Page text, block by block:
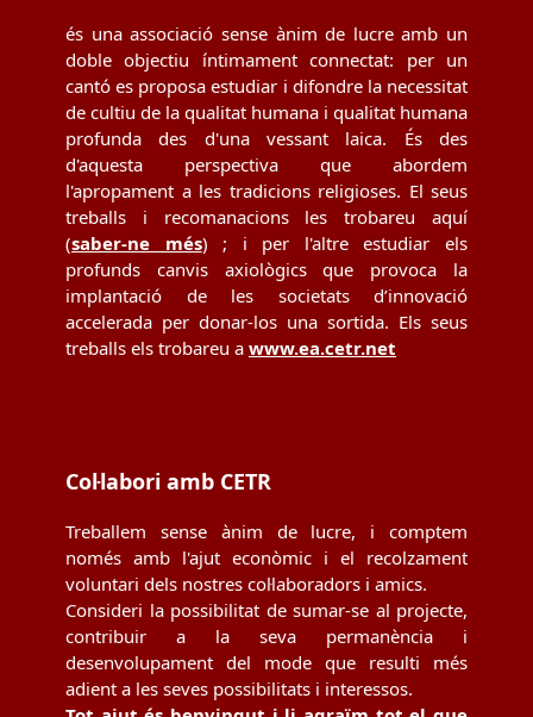
és una associació sense ànim de lucre amb un
doble objectiu íntimament connectat: per un
cantó es proposa estudiar i difondre la necessitat
de cultiu de la qualitat humana i qualitat humana
profunda des d'una vessant laica. És des
d'aquesta perspectiva que abordem
l'apropament a les tradicions religioses. El seus
treballs i recomanacions les trobareu aquí
(saber-ne més) ; i per l'altre estudiar els
profunds canvis axiològics que provoca la
implantació de les societats d’innovació
accelerada per donar-los una sortida. Els seus
treballs els trobareu a www.ea.cetr.net
Col·labori amb CETR
Treballem sense ànim de lucre, i comptem
només amb l'ajut econòmic i el recolzament
voluntari dels nostres col·laboradors i amics.
Consideri la possibilitat de sumar-se al projecte,
contribuir a la seva permanència i
desenvolupament del mode que resulti més
adient a les seves possibilitats i interessos.